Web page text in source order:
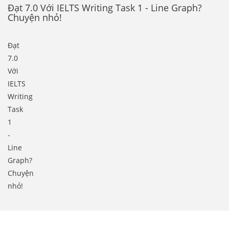
Đạt 7.0 Với IELTS Writing Task 1 - Line Graph?
Chuyện nhỏ!
Đạt
7.0
Với
IELTS
Writing
Task
1
-
Line
Graph?
Chuyện
nhỏ!